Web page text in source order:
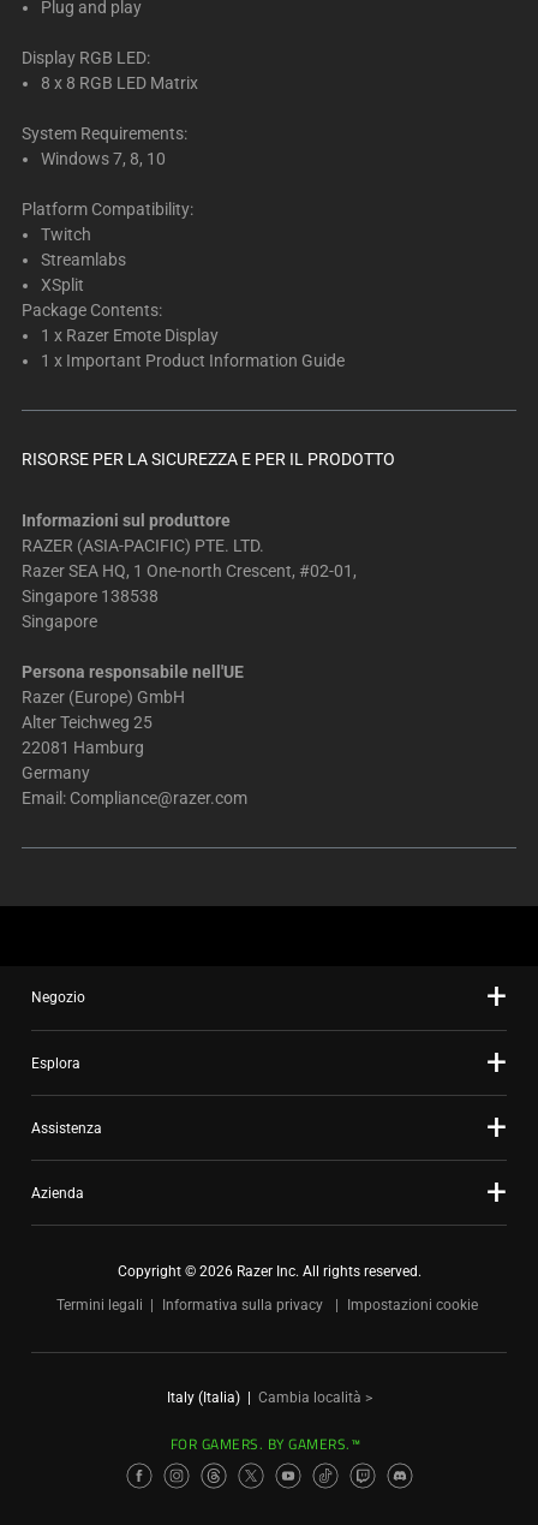
Plug and play
Display RGB LED:
8 x 8 RGB LED Matrix
System Requirements:
Windows 7, 8, 10
Platform Compatibility:
Twitch
Streamlabs
XSplit
Package Contents:
1 x Razer Emote Display
1 x Important Product Information Guide
RISORSE PER LA SICUREZZA E PER IL PRODOTTO
Informazioni sul produttore
RAZER (ASIA-PACIFIC) PTE. LTD.
Razer SEA HQ, 1 One-north Crescent, #02-01,
Singapore 138538
Singapore
Persona responsabile nell'UE
Razer (Europe) GmbH
Alter Teichweg 25
22081 Hamburg
Germany
Email: Compliance@razer.com
Negozio
Esplora
Assistenza
Azienda
Copyright © 2026 Razer Inc. All rights reserved.
Termini legali
Informativa sulla privacy Impostazioni cookie
Italy (Italia)| Cambia località >
FOR GAMERS. BY GAMERS.™